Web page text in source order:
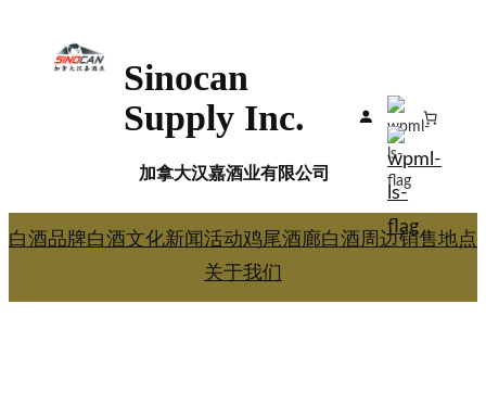
Sinocan
Supply Inc.
加拿大汉嘉酒业有限公司
白酒品牌白酒文化新闻活动鸡尾酒廊白酒周边销售地点
关于我们